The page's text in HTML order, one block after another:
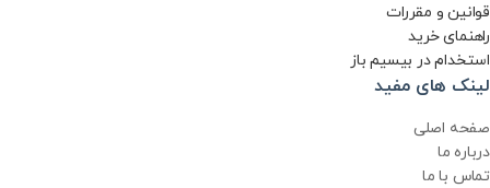
قوانین و مقررات
راهنمای خرید
استخدام در بیسیم باز
لینک های مفید
صفحه اصلی
درباره ما
تماس با ما